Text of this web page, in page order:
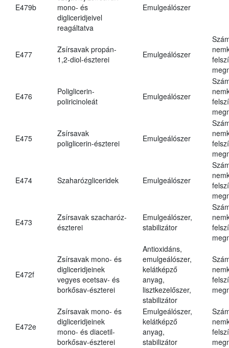
E479b
mono- és
digliceridjeivel
reagáltatva
Emulgeálószer
E477
Zsírsavak propán-
1,2-diol-észterei
Emulgeálószer
E476
Poliglicerin-
poliricinoleát
Emulgeálószer
E475
Zsírsavak
poliglicerin-észterei
Emulgeálószer
E474 Szaharózgliceridek Emulgeálószer
E473
Zsírsavak szacharóz-
észterei
Emulgeálószer,
stabilizátor
E472f
Zsírsavak mono- és
digliceridjeinek
vegyes ecetsav- és
borkősav-észterei
Antioxidáns,
emulgeálószer,
kelátképző
anyag,
lisztkezelőszer,
stabilizátor
E472e
Zsírsavak mono- és
digliceridjeinek
mono- és diacetil-
borkősav-észterei
Emulgeálószer,
kelátképző
anyag,
stabilizátor